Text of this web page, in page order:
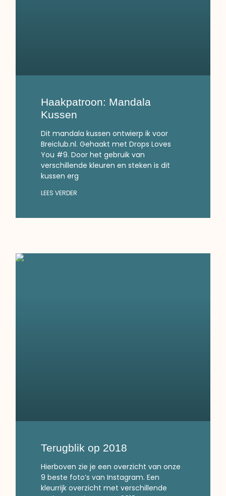
Haakpatroon: Mandala
Kussen
Dit mandala kussen ontwierp ik voor
Breiclub.nl. Gehaakt met Drops Loves
You #9. Door het gebruik van
verschillende kleuren en steken is dit
kussen erg
LEES VERDER
Terugblik op 2018
Hierboven zie je een overzicht van onze
9 beste foto’s van Instagram. Een
kleurrijk overzicht met verschillende